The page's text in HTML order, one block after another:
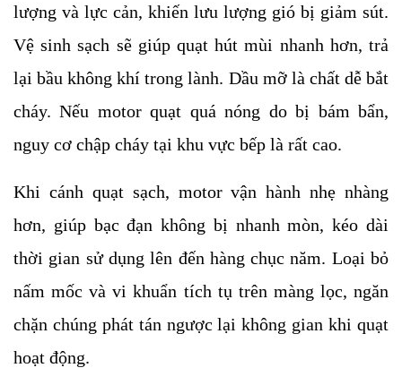
lượng và lực cản, khiến lưu lượng gió bị giảm sút.
Vệ sinh sạch sẽ giúp quạt hút mùi nhanh hơn, trả
lại bầu không khí trong lành. Dầu mỡ là chất dễ bắt
cháy. Nếu motor quạt quá nóng do bị bám bẩn,
nguy cơ chập cháy tại khu vực bếp là rất cao.
Khi cánh quạt sạch, motor vận hành nhẹ nhàng
hơn, giúp bạc đạn không bị nhanh mòn, kéo dài
thời gian sử dụng lên đến hàng chục năm. Loại bỏ
nấm mốc và vi khuẩn tích tụ trên màng lọc, ngăn
chặn chúng phát tán ngược lại không gian khi quạt
hoạt động.